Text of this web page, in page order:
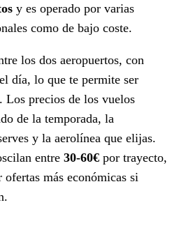
y es operado por varias
como de bajo coste.
los dos aeropuertos, con
día, lo que te permite ser
precios de los vuelos
de la temporada, la
y la aerolínea que elijas.
entre 30-60€ por trayecto,
ofertas más económicas si